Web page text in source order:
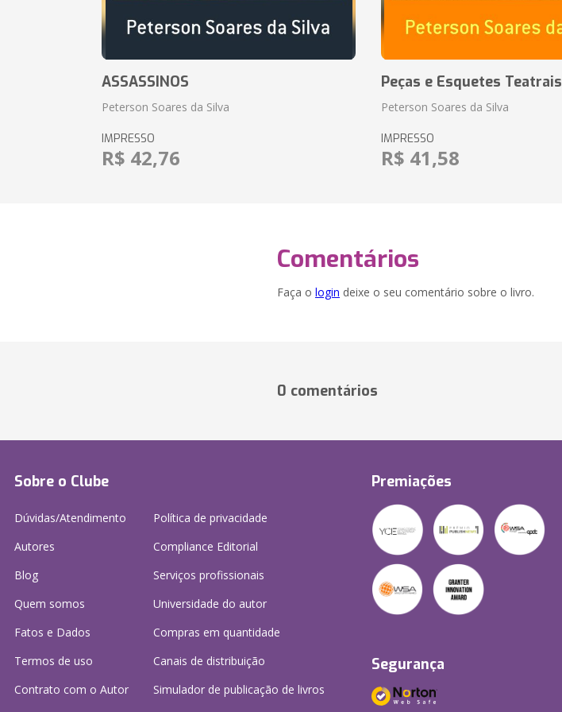
ASSASSINOS
Peterson Soares da Silva
IMPRESSO
R$ 42,76
Peças e Esquetes Teatrais
Peterson Soares da Silva
IMPRESSO
R$ 41,58
Comentários
Faça o login deixe o seu comentário sobre o livro.
0 comentários
Sobre o Clube
Dúvidas/Atendimento
Autores
Blog
Quem somos
Fatos e Dados
Termos de uso
Contrato com o Autor
Política de privacidade
Compliance Editorial
Serviços profissionais
Universidade do autor
Compras em quantidade
Canais de distribuição
Simulador de publicação de livros
Premiações
Segurança